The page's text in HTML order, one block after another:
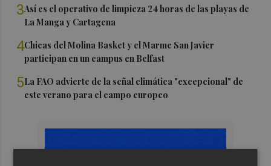
3Así es el operativo de limpieza 24 horas de las playas de
La Manga y Cartagena
4Chicas del Molina Basket y el Marme San Javier
participan en un campus en Belfast
5La FAO advierte de la señal climática "excepcional" de
este verano para el campo europeo